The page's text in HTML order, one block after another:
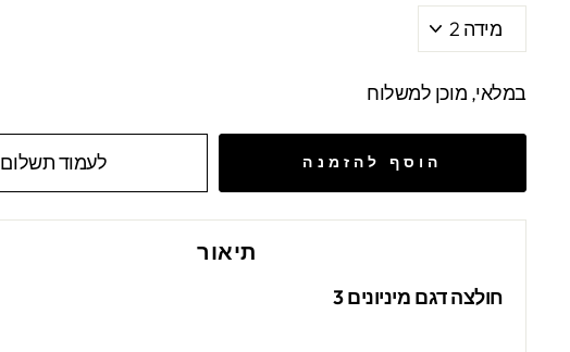
במלאי, מוכן למשלוח
הוסף להזמנה לעמוד תשלום
תיאור
חולצה דגם מיניונים 3